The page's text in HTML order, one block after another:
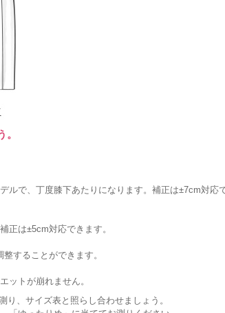
ルで、丁度膝下あたりになります。補正は±7cm対応
正は±5cm対応できます。
することができます。
ットが崩れません。
、サイズ表と照らし合わせましょう。